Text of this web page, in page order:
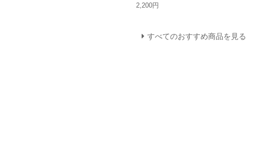
2,200円
すべてのおすすめ商品を見る